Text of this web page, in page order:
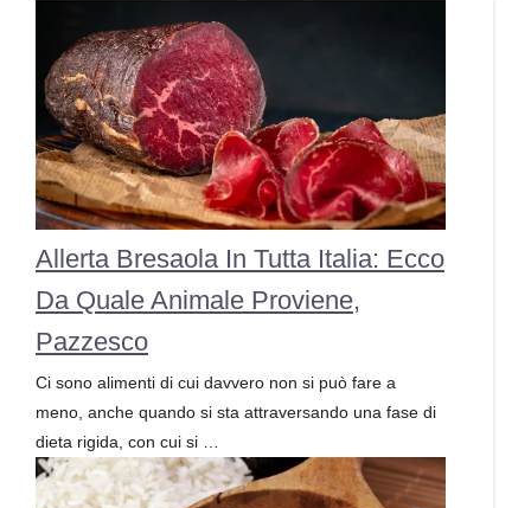
Allerta Bresaola In Tutta Italia: Ecco
Da Quale Animale Proviene,
Pazzesco
Ci sono alimenti di cui davvero non si può fare a
meno, anche quando si sta attraversando una fase di
dieta rigida, con cui si …